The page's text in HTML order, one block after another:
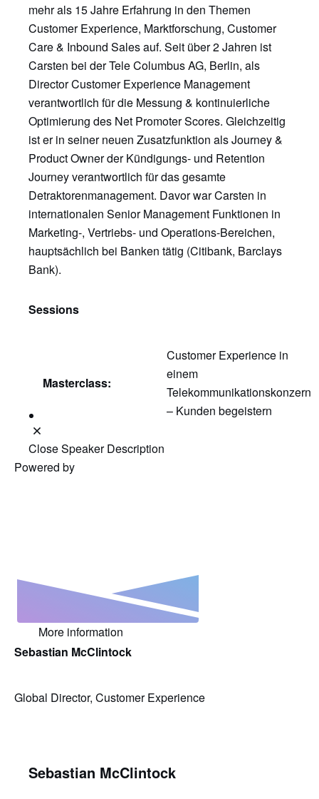
mehr als 15 Jahre Erfahrung in den Themen
Customer Experience, Marktforschung, Customer
Care & Inbound Sales auf. Seit über 2 Jahren ist
Carsten bei der Tele Columbus AG, Berlin, als
Director Customer Experience Management
verantwortlich für die Messung & kontinuierliche
Optimierung des Net Promoter Scores. Gleichzeitig
ist er in seiner neuen Zusatzfunktion als Journey &
Product Owner der Kündigungs- und Retention
Journey verantwortlich für das gesamte
Detraktorenmanagement. Davor war Carsten in
internationalen Senior Management Funktionen in
Marketing-, Vertriebs- und Operations-Bereichen,
hauptsächlich bei Banken tätig (Citibank, Barclays
Bank).
Sessions
Masterclass:
Customer Experience in
einem
Telekommunikationskonzern
– Kunden begeistern
Close Speaker Description
Powered by
More information
Sebastian McClintock
Global Director, Customer Experience
Sebastian McClintock